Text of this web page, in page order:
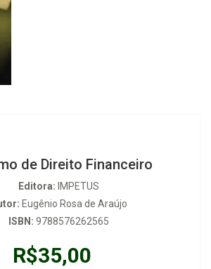
de Direito Financeiro
Editora: IMPETUS
Eugênio Rosa de Araújo
ISBN: 9788576262565
R$35,00